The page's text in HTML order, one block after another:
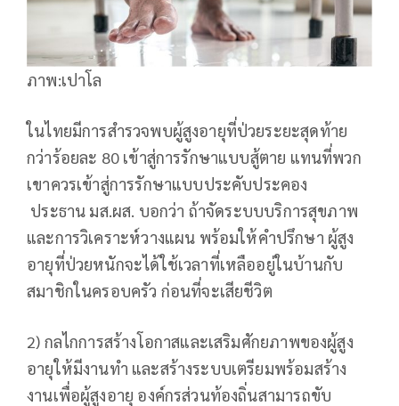
ภาพ:เปาโล
ในไทยมีการสำรวจพบผู้สูงอายุที่ป่วยระยะสุดท้าย
กว่าร้อยละ 80 เข้าสู่การรักษาแบบสู้ตาย แทนที่พวก
เขาควรเข้าสู่การรักษาแบบประคับประคอง
ประธาน มส.ผส. บอกว่า ถ้าจัดระบบบริการสุขภาพ
และการวิเคราะห์วางแผน พร้อมให้คำปรึกษา ผู้สูง
อายุที่ป่วยหนักจะได้ใช้เวลาที่เหลืออยู่ในบ้านกับ
สมาชิกในครอบครัว ก่อนที่จะเสียชีวิต
2) กลไกการสร้างโอกาสและเสริมศักยภาพของผู้สูง
อายุให้มีงานทำ และสร้างระบบเตรียมพร้อมสร้าง
งานเพื่อผู้สูงอายุ องค์กรส่วนท้องถิ่นสามารถขับ